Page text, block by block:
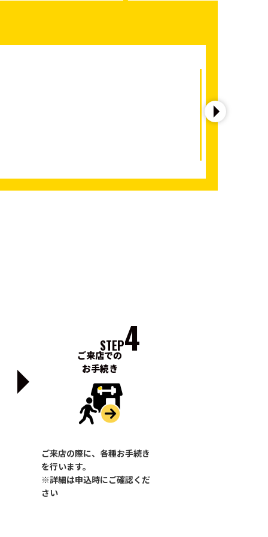
STEP4
ご来店での
お手続き
ご来店の際に、各種お手続き
を行います。
※詳細は申込時にご確認くだ
さい